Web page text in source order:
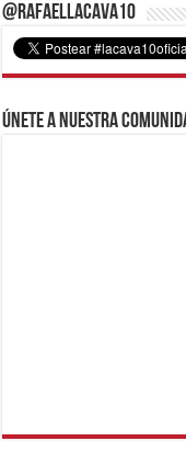
@RafaelLacava10
Únete a nuestra